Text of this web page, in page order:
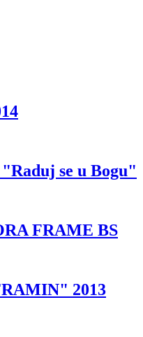
se u Bogu"
FRAME BS
2013